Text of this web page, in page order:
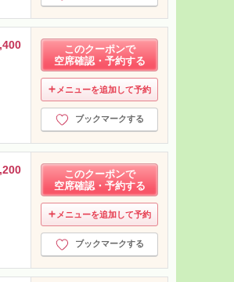
このクーポンで
空席確認・予約する
メニューを追加して予約
ブックマークする
このクーポンで
空席確認・予約する
メニューを追加して予約
ブックマークする